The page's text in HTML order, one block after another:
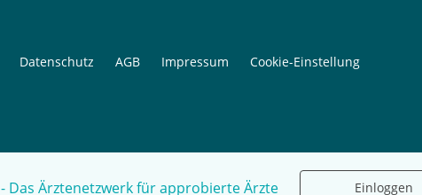
- Das Ärztenetzwerk für approbierte Ärzte Einloggen
Datenschutz AGB Impressum Cookie-Einstellung